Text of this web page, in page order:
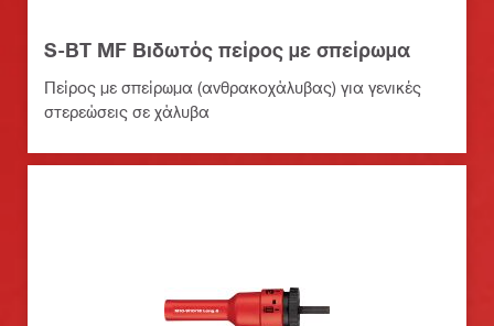
S-BT MF Βιδωτός πείρος με σπείρωμα
Πείρος με σπείρωμα (ανθρακοχάλυβας) για γενικές
στερεώσεις σε χάλυβα